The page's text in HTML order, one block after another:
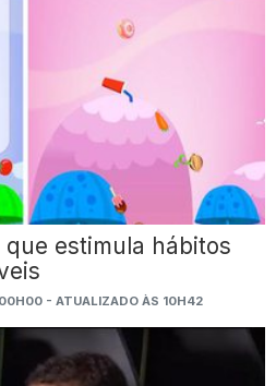
estimula hábitos
- ATUALIZADO ÀS 10H42